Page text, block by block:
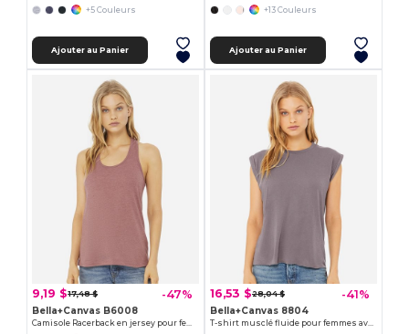
+5 Couleurs
Ajouter au Panier
+13 Couleurs
Ajouter au Panier
9,19 $17,48 $ -47%
Bella+Canvas B6008
Camisole Racerback en jersey pour femme
16,53 $28,04 $ -41%
Bella+Canvas 8804
T-shirt musclé fluide pour femmes avec poignet roulé